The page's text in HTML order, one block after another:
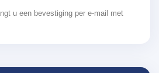
u een bevestiging per e-mail met